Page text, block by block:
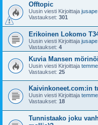
Offtopic
Uusin viesti Kirjoittaja jusape
Vastaukset: 301
Erikoinen Lokomo
Uusin viesti Kirjoittaja jusape
Vastaukset: 4
Kuvia Mansen
Uusin viesti Kirjoittaja
Vastaukset: 25
Kaivinkoneet.com:in
Uusin viesti Kirjoittaja
Vastaukset: 18
Tunnistaako joku